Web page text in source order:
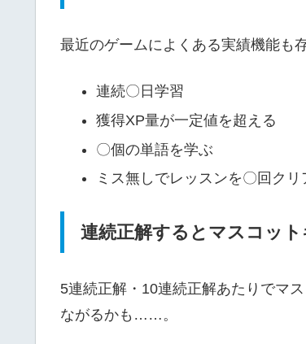
最近のゲームによくある実績機能も
連続〇日学習
獲得XP量が一定値を超える
〇個の単語を学ぶ
ミス無しでレッスンを〇回クリ
連続正解するとマスコッ
5連続正解・10連続正解あたりでマ
ながるかも……。